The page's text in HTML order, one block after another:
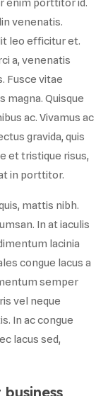
enim porttitor id.
venenatis.
leo efficitur et.
a, venenatis
Fusce vitae
magna. Quisque
ac. Vivamus ac
gravida, quis
et tristique risus,
in porttitor.
mattis nibh.
In at iaculis
lacinia
congue lacus a
semper
vel neque
In ac congue
lacus sed,